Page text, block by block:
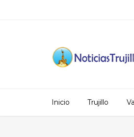
Inicio Trujillo